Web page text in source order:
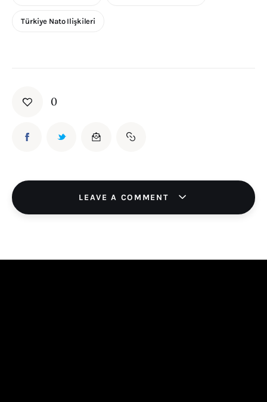
Türkiye Nato Ilişkileri
0
LEAVE A COMMENT